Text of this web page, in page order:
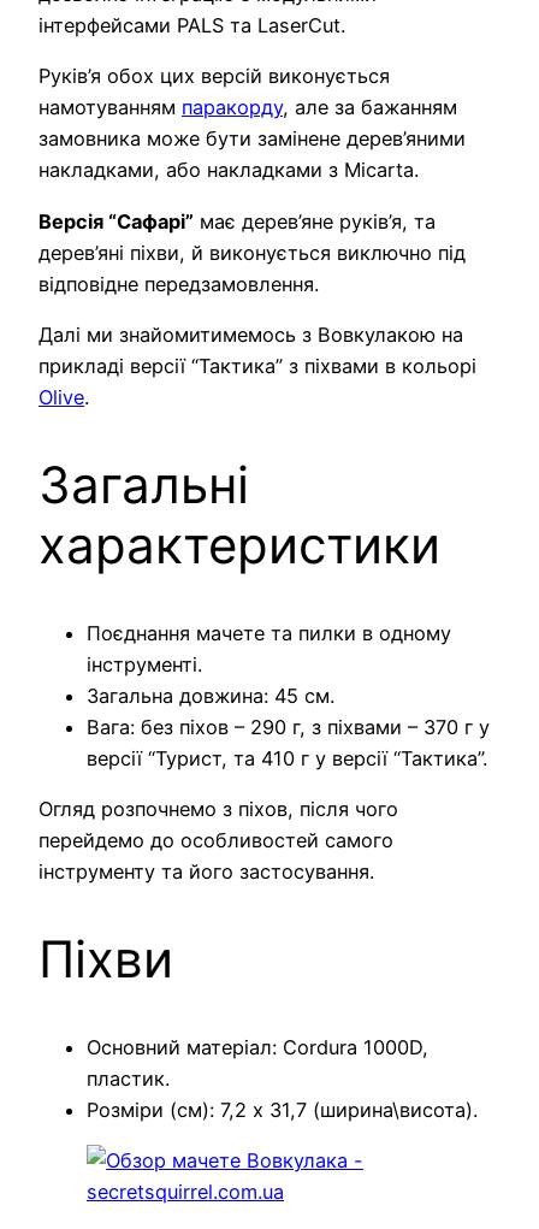
інтерфейсами PALS та LaserCut.
Руків’я обох цих версій виконується
намотуванням паракорду, але за бажанням
замовника може бути замінене дерев’яними
накладками, або накладками з Micarta.
Версія “Сафарі” має дерев’яне руків’я, та
дерев’яні піхви, й виконується виключно під
відповідне передзамовлення.
Далі ми знайомитимемось з Вовкулакою на
прикладі версії “Тактика” з піхвами в кольорі
Olive.
Загальні
характеристики
Поєднання мачете та пилки в одному
інструменті.
Загальна довжина: 45 см.
Вага: без піхов – 290 г, з піхвами – 370 г у
версії “Турист, та 410 г у версії “Тактика”.
Огляд розпочнемо з піхов, після чого
перейдемо до особливостей самого
інструменту та його застосування.
Піхви
Основний матеріал: Cordura 1000D,
пластик.
Розміри (см): 7,2 х 31,7 (ширина\висота).